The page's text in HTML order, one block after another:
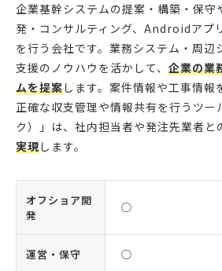
企業基幹システムの提案・構築・保守
発・コンサルティング、Androidアプ
を行う会社です。業務システム・周辺
支援のノウハウを活かして、 企業の業
ムを提案します。案件情報や工事情報
正確な収支管理や情報共有を行うツ
ク）」は、社内担当者や発注先業者と
実現します。
オフショア開
発
◯
運営・保守 ◯